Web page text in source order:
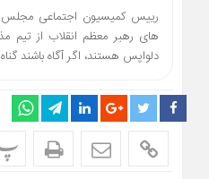
رییس کمیسیون اجتماعی مجلس
های رهبر معظم انقلاب از تیم
دلواپس هستند، اگر آگاه باشند